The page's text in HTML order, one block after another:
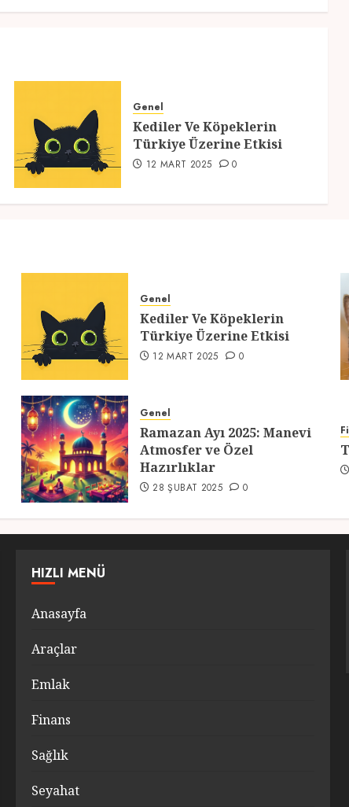
Genel
Kediler Ve Köpeklerin
Türkiye Üzerine Etkisi
12 MART 2025 0
Genel
Kediler Ve Köpeklerin
Türkiye Üzerine Etkisi
12 MART 2025 0
Genel
Ramazan Ayı 2025: Manevi
Atmosfer ve Özel
Hazırlıklar
28 ŞUBAT 2025 0
HIZLI MENÜ
Anasayfa
Araçlar
Emlak
Finans
Sağlık
Seyahat